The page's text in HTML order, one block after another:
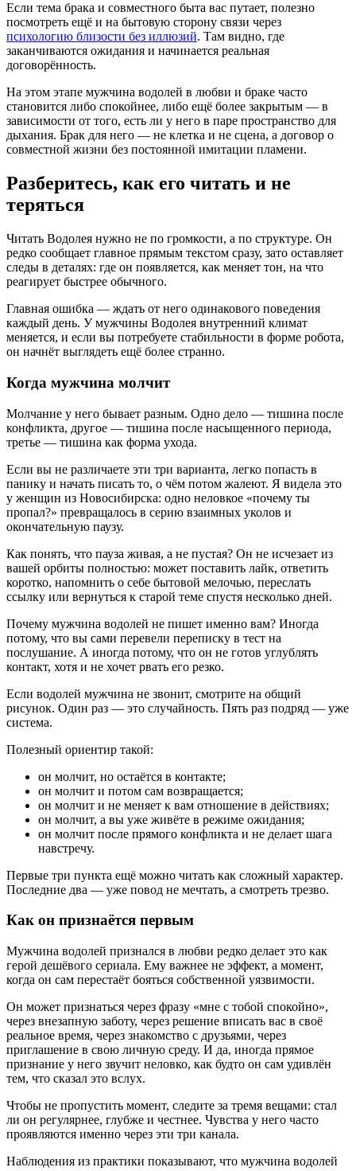
Если тема брака и совместного быта вас путает, полезно
посмотреть ещё и на бытовую сторону связи через
психологию близости без иллюзий. Там видно, где
заканчиваются ожидания и начинается реальная
договорённость.
На этом этапе мужчина водолей в любви и браке часто
становится либо спокойнее, либо ещё более закрытым — в
зависимости от того, есть ли у него в паре пространство для
дыхания. Брак для него — не клетка и не сцена, а договор о
совместной жизни без постоянной имитации пламени.
Разберитесь, как его читать и не
теряться
Читать Водолея нужно не по громкости, а по структуре. Он
редко сообщает главное прямым текстом сразу, зато оставляет
следы в деталях: где он появляется, как меняет тон, на что
реагирует быстрее обычного.
Главная ошибка — ждать от него одинакового поведения
каждый день. У мужчины Водолея внутренний климат
меняется, и если вы потребуете стабильности в форме робота,
он начнёт выглядеть ещё более странно.
Когда мужчина молчит
Молчание у него бывает разным. Одно дело — тишина после
конфликта, другое — тишина после насыщенного периода,
третье — тишина как форма ухода.
Если вы не различаете эти три варианта, легко попасть в
панику и начать писать то, о чём потом жалеют. Я видела это
у женщин из Новосибирска: одно неловкое «почему ты
пропал?» превращалось в серию взаимных уколов и
окончательную паузу.
Как понять, что пауза живая, а не пустая? Он не исчезает из
вашей орбиты полностью: может поставить лайк, ответить
коротко, напомнить о себе бытовой мелочью, переслать
ссылку или вернуться к старой теме спустя несколько дней.
Почему мужчина водолей не пишет именно вам? Иногда
потому, что вы сами перевели переписку в тест на
послушание. А иногда потому, что он не готов углублять
контакт, хотя и не хочет рвать его резко.
Если водолей мужчина не звонит, смотрите на общий
рисунок. Один раз — это случайность. Пять раз подряд — уже
система.
Полезный ориентир такой:
он молчит, но остаётся в контакте;
он молчит и потом сам возвращается;
он молчит и не меняет к вам отношение в действиях;
он молчит, а вы уже живёте в режиме ожидания;
он молчит после прямого конфликта и не делает шага
навстречу.
Первые три пункта ещё можно читать как сложный характер.
Последние два — уже повод не мечтать, а смотреть трезво.
Как он признаётся первым
Мужчина водолей признался в любви редко делает это как
герой дешёвого сериала. Ему важнее не эффект, а момент,
когда он сам перестаёт бояться собственной уязвимости.
Он может признаться через фразу «мне с тобой спокойно»,
через внезапную заботу, через решение вписать вас в своё
реальное время, через знакомство с друзьями, через
приглашение в свою личную среду. И да, иногда прямое
признание у него звучит неловко, как будто он сам удивлён
тем, что сказал это вслух.
Чтобы не пропустить момент, следите за тремя вещами: стал
ли он регулярнее, глубже и честнее. Чувства у него часто
проявляются именно через эти три канала.
Наблюдения из практики показывают, что мужчина водолей